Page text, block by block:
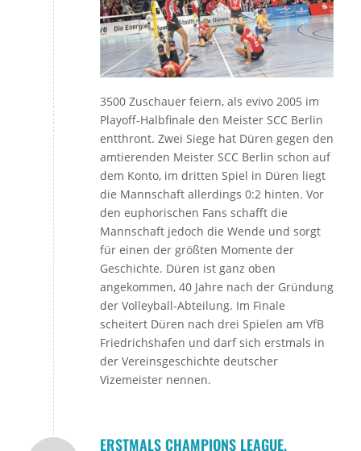
3500 Zuschauer feiern, als evivo 2005 im
Playoff-Halbfinale den Meister SCC Berlin
entthront. Zwei Siege hat Düren gegen den
amtierenden Meister SCC Berlin schon auf
dem Konto, im dritten Spiel in Düren liegt
die Mannschaft allerdings 0:2 hinten. Vor
den euphorischen Fans schafft die
Mannschaft jedoch die Wende und sorgt
für einen der größten Momente der
Geschichte. Düren ist ganz oben
angekommen, 40 Jahre nach der Gründung
der Volleyball-Abteilung. Im Finale
scheitert Düren nach drei Spielen am VfB
Friedrichshafen und darf sich erstmals in
der Vereinsgeschichte deutscher
Vizemeister nennen.
ERSTMALS CHAMPIONS LEAGUE,